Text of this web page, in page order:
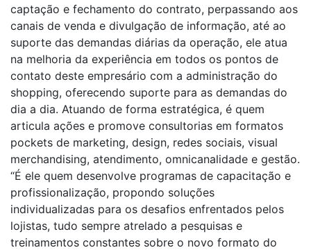
captação e fechamento do contrato, perpassando aos
canais de venda e divulgação de informação, até ao
suporte das demandas diárias da operação, ele atua
na melhoria da experiência em todos os pontos de
contato deste empresário com a administração do
shopping, oferecendo suporte para as demandas do
dia a dia. Atuando de forma estratégica, é quem
articula ações e promove consultorias em formatos
pockets de marketing, design, redes sociais, visual
merchandising, atendimento, omnicanalidade e gestão.
“É ele quem desenvolve programas de capacitação e
profissionalização, propondo soluções
individualizadas para os desafios enfrentados pelos
lojistas, tudo sempre atrelado a pesquisas e
treinamentos constantes sobre o novo formato do